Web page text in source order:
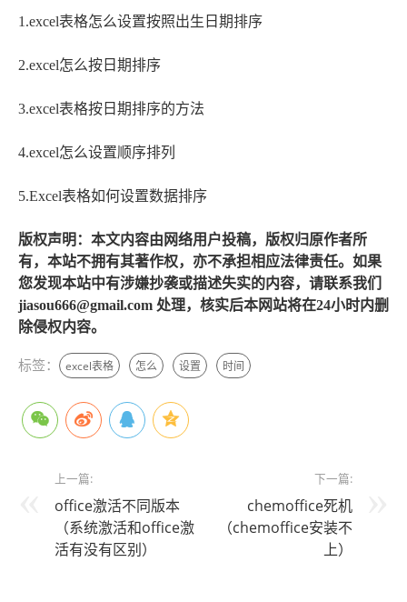
1.excel表格怎么设置按照出生日期排序
2.excel怎么按日期排序
3.excel表格按日期排序的方法
4.excel怎么设置顺序排列
5.Excel表格如何设置数据排序
版权声明：本文内容由网络用户投稿，版权归原作者所
有，本站不拥有其著作权，亦不承担相应法律责任。如果
您发现本站中有涉嫌抄袭或描述失实的内容，请联系我们
jiasou666@gmail.com 处理，核实后本网站将在24小时内删
除侵权内容。
标签： excel表格 怎么 设置 时间
上一篇:
office激活不同版本
（系统激活和office激
活有没有区别）
下一篇:
chemoffice死机
（chemoffice安装不
上）